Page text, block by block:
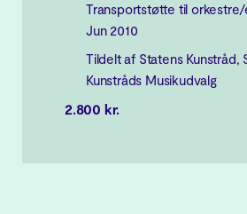
Transportstøtte til
Jun 2010
Tildelt af Statens Kunstråd,
Kunstråds Musikudvalg
2.800 kr.